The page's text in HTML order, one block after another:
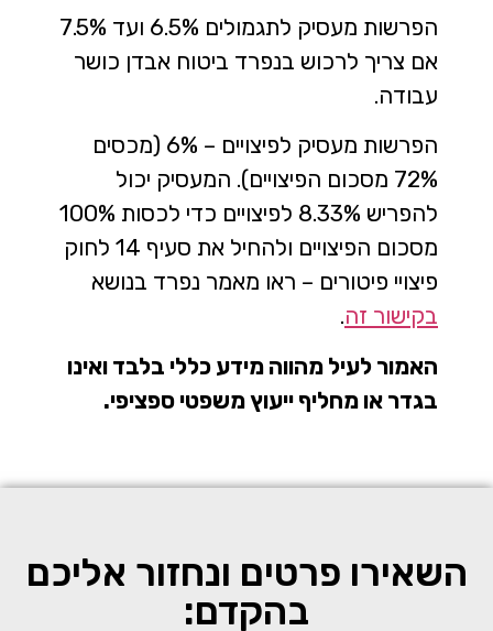
הפרשות מעסיק לתגמולים 6.5% ועד 7.5%
אם צריך לרכוש בנפרד ביטוח אבדן כושר
עבודה.
הפרשות מעסיק לפיצויים – 6% (מכסים
72% מסכום הפיצויים). המעסיק יכול
להפריש 8.33% לפיצויים כדי לכסות 100%
מסכום הפיצויים ולהחיל את סעיף 14 לחוק
פיצויי פיטורים – ראו מאמר נפרד בנושא
בקישור זה.
האמור לעיל מהווה מידע כללי בלבד ואינו
בגדר או מחליף ייעוץ משפטי ספציפי.
השאירו פרטים ונחזור אליכם
בהקדם: